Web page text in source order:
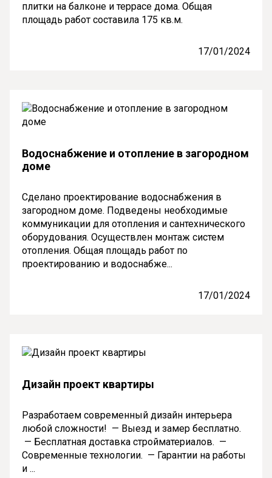
плитки на балконе и террасе дома. Общая
площадь работ составила 175 кв.м.
17/01/2024
Водоснабжение и отопление в загородном
доме
Сделано проектирование водоснабжения в
загородном доме. Подведены необходимые
коммуникации для отопления и сантехнического
оборудования. Осуществлен монтаж систем
отопления. Общая площадь работ по
проектированию и водоснабже...
17/01/2024
Дизайн проект квартиры
Разработаем современный дизайн интерьера
любой сложности! — Выезд и замер бесплатно.
— Бесплатная доставка стройматериалов. —
Современные технологии. — Гарантии на работы
и ...